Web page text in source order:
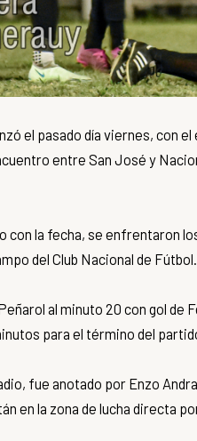
el pasado día viernes, con
entre San José y
con la fecha, se enfrentaron
del Club Nacional de Fútbol.
al minuto 20 con gol de
para el término del
fue anotado por Enzo
en la zona de lucha directa